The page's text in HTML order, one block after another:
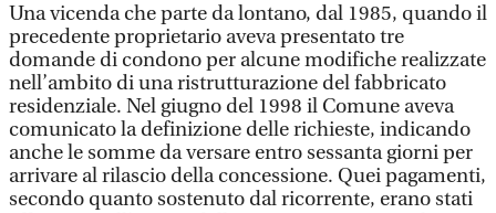
Una vicenda che parte da lontano, dal 1985, quando il
precedente proprietario aveva presentato tre
domande di condono per alcune modifiche realizzate
nell’ambito di una ristrutturazione del fabbricato
residenziale. Nel giugno del 1998 il Comune aveva
comunicato la definizione delle richieste, indicando
anche le somme da versare entro sessanta giorni per
arrivare al rilascio della concessione. Quei pagamenti,
secondo quanto sostenuto dal ricorrente, erano stati